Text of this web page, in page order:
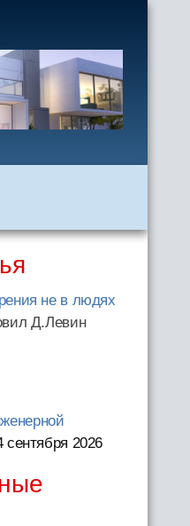
не в людях
Д.Левин
сентября 2026